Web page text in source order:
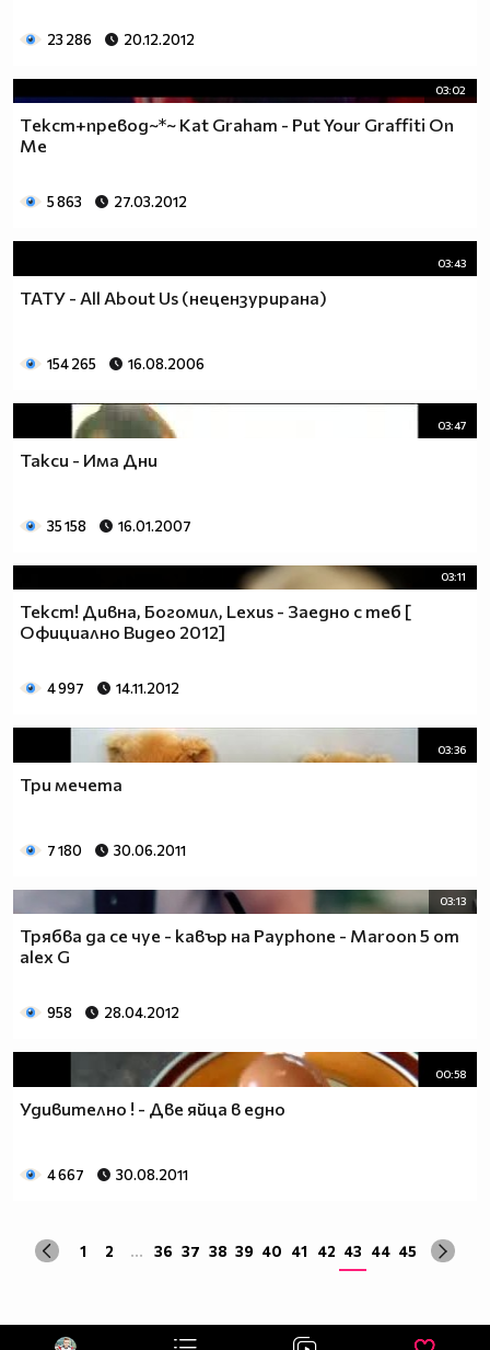
23 286 20.12.2012
03:02
Тeкст+превод~*~ Kat Graham - Put Your Graffiti On
Me
5 863 27.03.2012
03:43
ТАТУ - All About Us (нецензурирана)
154 265 16.08.2006
03:47
Такси - Има Дни
35 158 16.01.2007
03:11
Текст! Дивна, Богомил, Lexus - Заедно с теб [
Официално Видео 2012]
4 997 14.11.2012
03:36
Три мечета
7 180 30.06.2011
03:13
Трябва да се чуе - кавър на Payphone - Maroon 5 от
alex G
958 28.04.2012
00:58
Удивително ! - Две яйца в едно
4 667 30.08.2011
1 2 ... 36 37 38 39 40 41 42 43 44 45